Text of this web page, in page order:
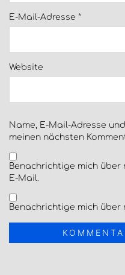
E-Mail-Adresse *
Website
Name, E-Mail-Adresse
meinen nächsten
Benachrichtige mich
E-Mail.
Benachrichtige mich über